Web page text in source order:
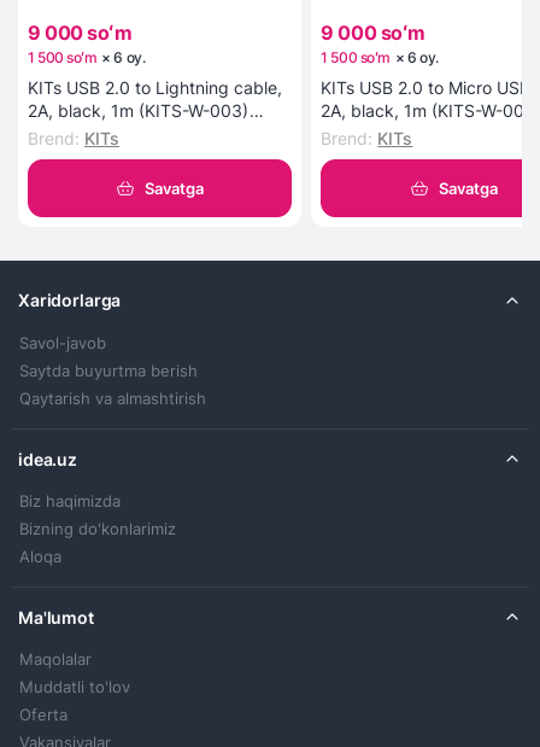
9 000 soʻm
1 500 soʻm ×6 oy.
KITs USB 2.0 to Lightning cable,
2A, black, 1m (KITS-W-003)
kabeli
Brend: KITs
Savatga
9 000 soʻm
1 500 soʻm × 6 oy.
KITs USB 2.0 to Micro USB
2A, black, 1m (KITS-W-
kabeli
Brend: KITs
Savatga
Xaridorlarga
Savol-javob
Saytda buyurtma berish
Qaytarish va almashtirish
idea.uz
Biz haqimizda
Bizning do'konlarimiz
Aloqa
Ma'lumot
Maqolalar
Muddatli to'lov
Oferta
Vakansiyalar